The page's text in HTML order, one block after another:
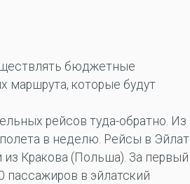
бюджетные
маршрута, которые будут
рейсов туда-обратно. Из
в неделю. Рейсы в Эйлат
из Кракова (Польша). За первый
пассажиров в эйлатский